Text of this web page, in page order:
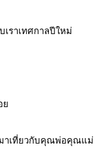
ราเทศกาลปีใหม่
อ
มาเที่ยวกับคุณพ่อคุณแม่